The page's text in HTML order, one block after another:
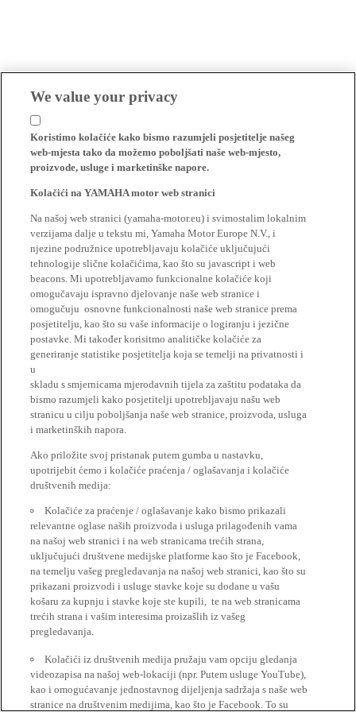
We value your privacy
Koristimo kolačiće kako bismo razumjeli posjetitelje našeg
web-mjesta tako da možemo poboljšati naše web-mjesto,
proizvode, usluge i marketinške napore.
Kolačići na YAMAHA motor web stranici
Na našoj web stranici (yamaha-motor.eu) i svimostalim lokalnim
verzijama dalje u tekstu mi, Yamaha Motor Europe N.V., i
njezine podružnice upotrebljavaju kolačiće uključujući
tehnologije slične kolačićima, kao što su javascript i web
beacons. Mi upotrebljavamo funkcionalne kolačiće koji
omogučavaju ispravno djelovanje naše web stranice i
omogučuju osnovne funkcionalnosti naše web stranice prema
posjetitelju, kao što su vaše informacije o logiranju i jezične
postavke. Mi također korisitmo analitičke kolačiće za
generiranje statistike posjetitelja koja se temelji na privatnosti i
u
skladu s smjernicama mjerodavnih tijela za zaštitu podataka da
bismo razumjeli kako posjetitelji upotrebljavaju našu web
stranicu u cilju poboljšanja naše web stranice, proizvoda, usluga
i marketinških napora.
Ako priložite svoj pristanak putem gumba u nastavku,
upotrijebit ćemo i kolačiće praćenja / oglašavanja i kolačiće
društvenih medija:
Kolačiće za praćenje / oglašavanje kako bismo prikazali
relevantne oglase naših proizvoda i usluga prilagođenih vama
na našoj web stranici i na web stranicama trećih strana,
uključujući društvene medijske platforme kao što je Facebook,
na temelju vašeg pregledavanja na našoj web stranici, kao što su
prikazani proizvodi i usluge stavke koje su dodane u vašu
košaru za kupnju i stavke koje ste kupili, te na web stranicama
trećih strana i vašim interesima proizašlih iz vašeg
pregledavanja.
Kolačići iz društvenih medija pružaju vam opciju gledanja
videozapisa na našoj web-lokaciji (npr. Putem usluge YouTube),
kao i omogućavanje jednostavnog dijeljenja sadržaja s naše web
stranice na društvenim medijima, kao što je Facebook. To su